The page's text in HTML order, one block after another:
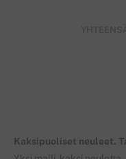
Kaksipuoliset neuleet.